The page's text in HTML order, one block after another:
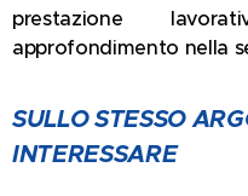
prestazione
approfondimento nella
SULLO STESSO
INTERESSARE